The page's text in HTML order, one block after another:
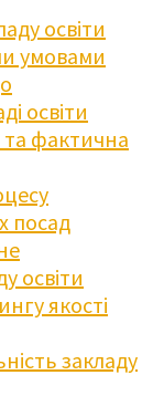
освіти
умовами
освіти
фактична
посад
освіти
якості
закладу